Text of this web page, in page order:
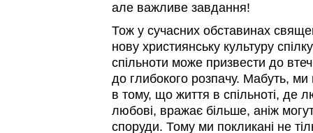
але важливе завдання!
Тож у сучасних обставинах
нову християнську культуру
спільноти може призвести до
до глибокого розпачу. Мабуть,
в тому, що життя в спільноті, де
любові, вражає більше, аніж
споруди. Тому ми покликані не